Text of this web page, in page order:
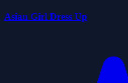
Asian Girl Dress Up